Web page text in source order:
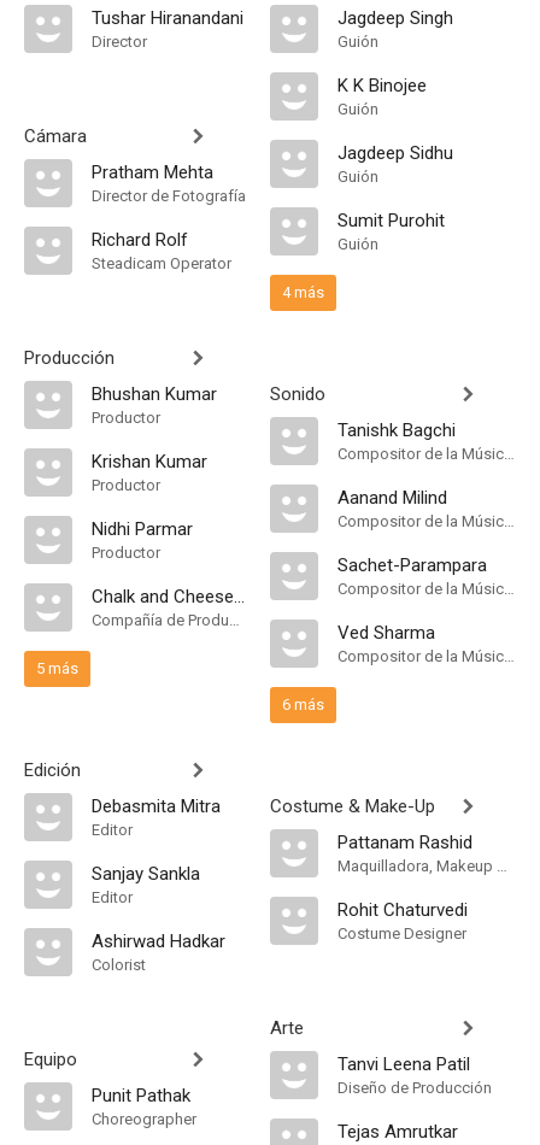
Tushar Hiranandani
Director
Cámara
Pratham Mehta
Director de Fotografía
Richard Rolf
Steadicam Operator
Producción
Bhushan Kumar
Productor
Krishan Kumar
Productor
Nidhi Parmar
Productor
Chalk and Cheese Films
Compañía de Produccion
5 más
Edición
Debasmita Mitra
Editor
Sanjay Sankla
Editor
Ashirwad Hadkar
Colorist
Equipo
Punit Pathak
Choreographer
Jagdeep Singh
Guión
K K Binojee
Guión
Jagdeep Sidhu
Guión
Sumit Purohit
Guión
4 más
Sonido
Tanishk Bagchi
Compositor de la Música Original, Música
Aanand Milind
Compositor de la Música Original, Música
Sachet-Parampara
Compositor de la Música Original
Ved Sharma
Compositor de la Música Original, Música
6 más
Costume & Make-Up
Pattanam Rashid
Maquilladora, Makeup Designer
Rohit Chaturvedi
Costume Designer
Arte
Tanvi Leena Patil
Diseño de Producción
Tejas Amrutkar